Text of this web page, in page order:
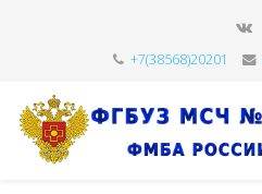
+7(38568)20201